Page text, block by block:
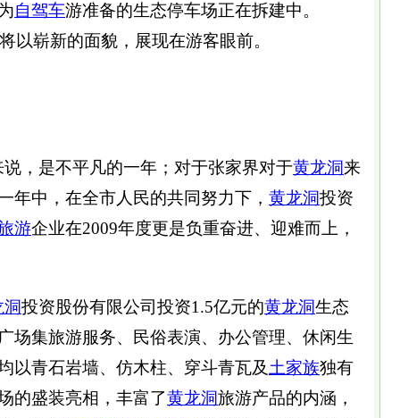
自驾车游准备的生态停车场正在拆建中。
以崭新的面貌，展现在游客眼前。
，是不平凡的一年；对于张家界对于黄龙洞来
年中，在全市人民的共同努力下， 黄龙洞投资
游企业在2009年度更是负重奋进、迎难而上，
投资股份有限公司投资1.5亿元的黄龙洞生态
场集旅游服务、民俗表演、办公管理、休闲生
以青石岩墙、仿木柱、穿斗青瓦及 土家族独有
的盛装亮相，丰富了黄龙洞旅游产品的内涵，